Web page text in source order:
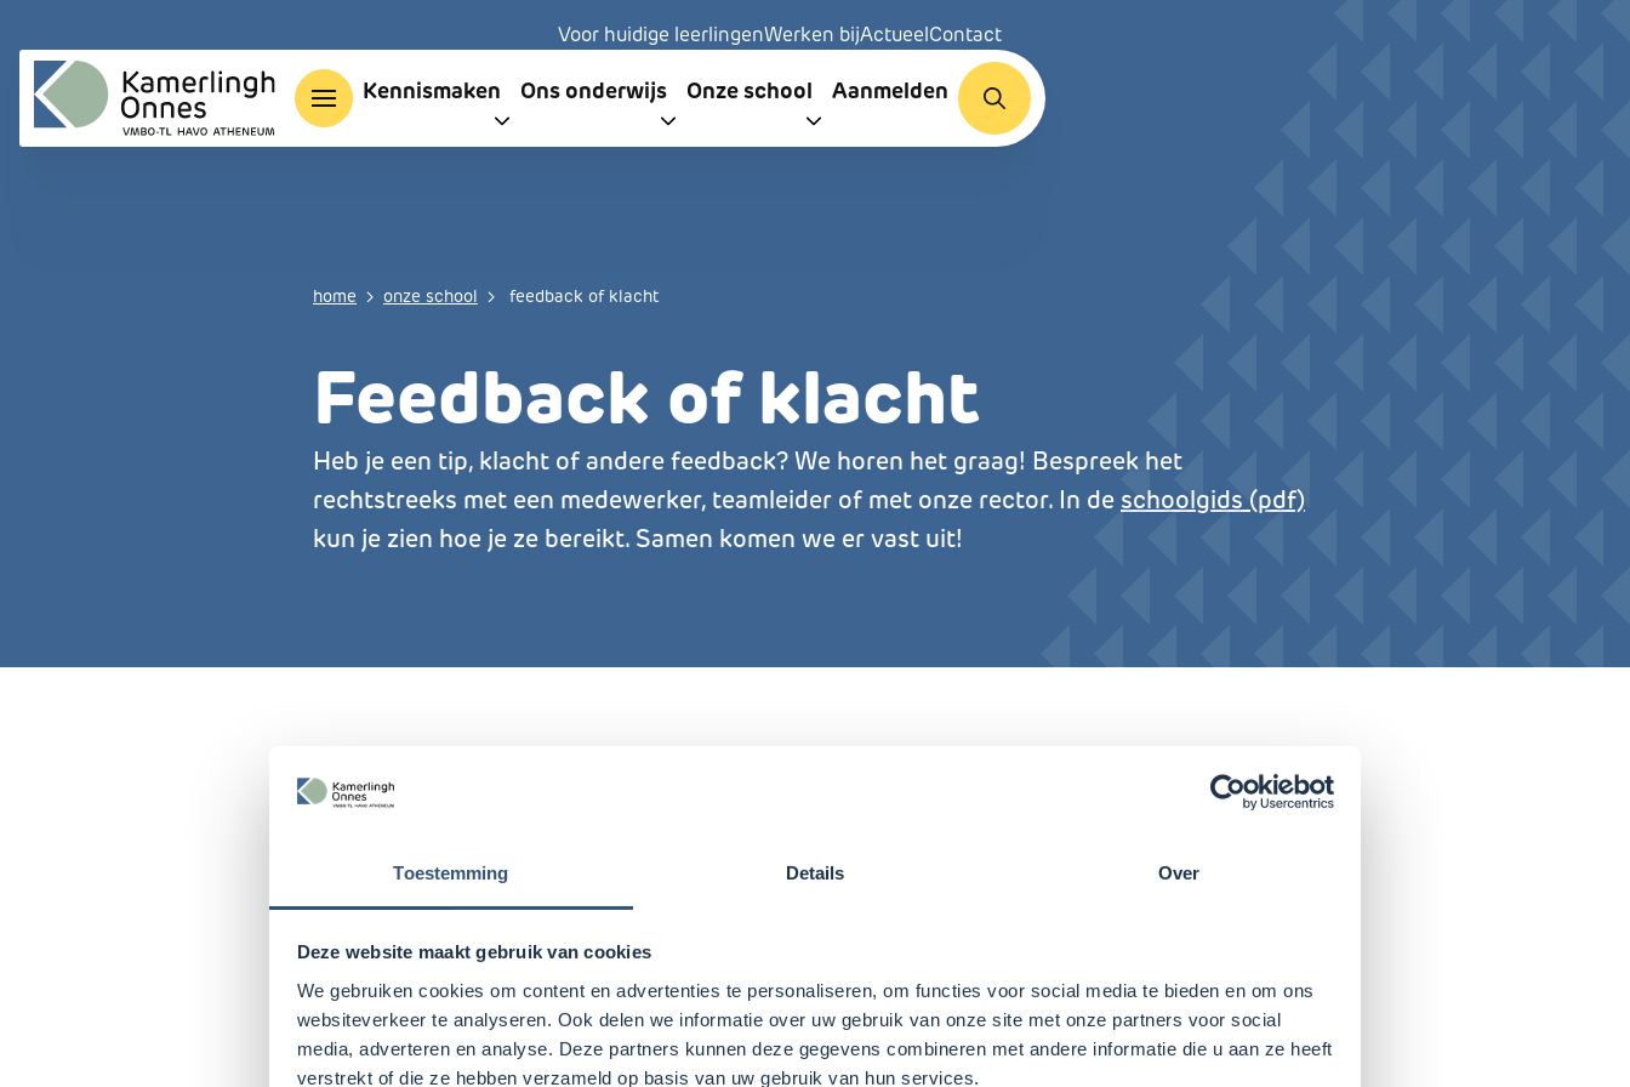
Toestemming Details Over
Deze website maakt gebruik van cookies
We gebruiken cookies om content en advertenties te personaliseren, om functies voor social media te bieden en om ons
websiteverkeer te analyseren. Ook delen we informatie over uw gebruik van onze site met onze partners voor social
media, adverteren en analyse. Deze partners kunnen deze gegevens combineren met andere informatie die u aan ze heeft
verstrekt of die ze hebben verzameld op basis van uw gebruik van hun services.
Secondary navigation
Voor huidige leerlingenWerken bijActueelContact
Main navigation
Kennismaken Ons onderwijs Onze school Aanmelden
Kruimelpad
home onze school feedback of klacht
Feedback of klacht
Heb je een tip, klacht of andere feedback? We horen het graag! Bespreek het
rechtstreeks met een medewerker, teamleider of met onze rector. In de schoolgids (pdf)
kun je zien hoe je ze bereikt. Samen komen we er vast uit!
Klachtenregeling
Het Kamerlingh Onnes valt onder de stichting Openbaar Onderwijs Groningen. Binnen die
de stichting voor de uitleg overde